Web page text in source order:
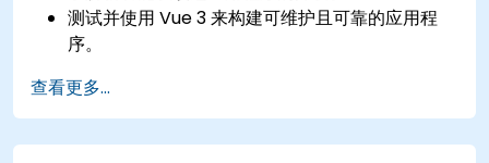
测试并使用 Vue 3 来构建可维护且可靠的应用程
序。
查看更多...